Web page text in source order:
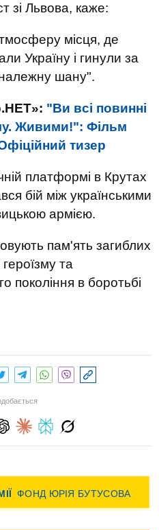
зі Львова, каже:
місця, де
Україну і гинули за
належну шану".
"Ви всі повинні
Живими!": Фільм
тизер
платформі в Крутах
бій між українськими
армією.
пам'ять загиблих
та
покоління в боротьбі